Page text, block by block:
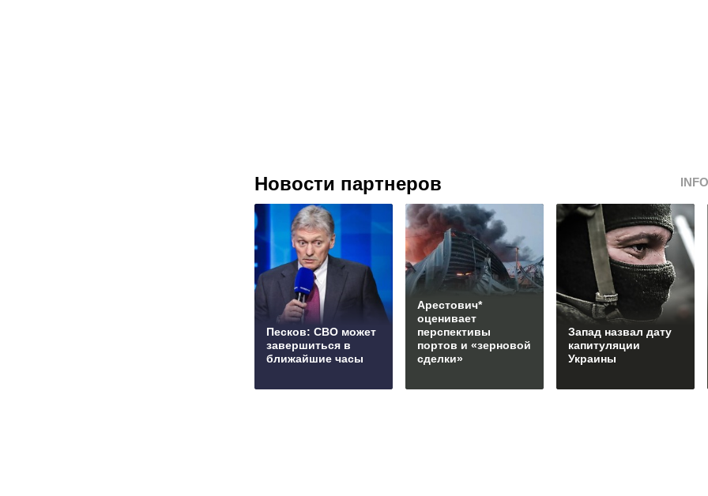
Новости партнеров
Песков: СВО может
завершиться в
ближайшие часы
Арестович*
оценивает
перспективы
портов и «зерновой
сделки»
Запад назвал дату
капитуляции
Украины